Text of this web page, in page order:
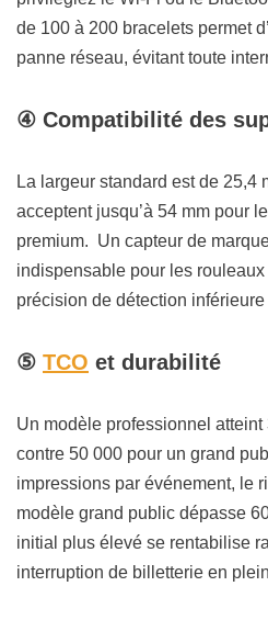
de 100 à 200 bracelets permet
panne réseau, évitant toute
④ Compatibilité des
La largeur standard est de 25,4
acceptent jusqu’à 54 mm pour
premium. Un capteur de
indispensable pour les
précision de détection inférieure
⑤ TCO et durabilité
Un modèle professionnel
contre 50 000 pour un grand
impressions par événement, le
modèle grand public dépasse
initial plus élevé se rentabilise
interruption de billetterie en